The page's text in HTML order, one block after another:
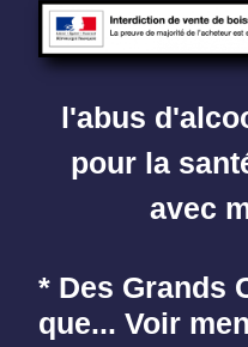
l'abus
pour la
avec
* Des Grands
que... Voir